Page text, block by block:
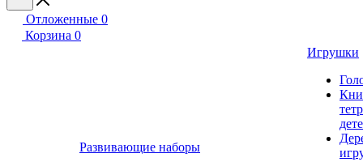
Отложенные 0
Корзина 0
Развивающие наборы
Игрушки